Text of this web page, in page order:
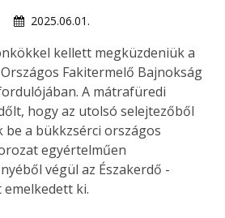
2025.06.01.
kellett megküzdeniük a
Fakitermelő Bajnokság
A mátrafüredi
hogy az utolsó selejtezőből
be a bükkzsérci országos
egyértelműen
végül az Északerdő -
emelkedett ki.